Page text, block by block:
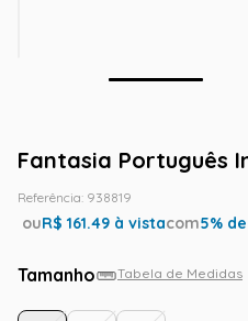
Fantasia Português
Referência: 938819
ouR$ 161.49 à vistacom5%
Tamanho Tabela de Medidas